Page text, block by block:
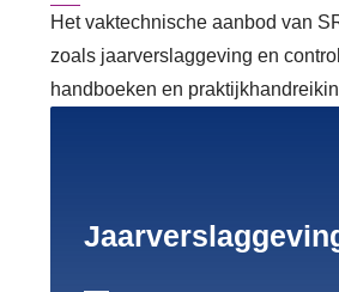
Het vaktechnische aanbod van
zoals jaarverslaggeving en
handboeken en